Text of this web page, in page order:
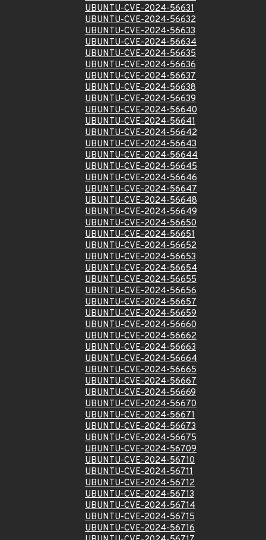
UBUNTU-CVE-2024-56631
UBUNTU-CVE-2024-56632
UBUNTU-CVE-2024-56633
UBUNTU-CVE-2024-56634
UBUNTU-CVE-2024-56635
UBUNTU-CVE-2024-56636
UBUNTU-CVE-2024-56637
UBUNTU-CVE-2024-56638
UBUNTU-CVE-2024-56639
UBUNTU-CVE-2024-56640
UBUNTU-CVE-2024-56641
UBUNTU-CVE-2024-56642
UBUNTU-CVE-2024-56643
UBUNTU-CVE-2024-56644
UBUNTU-CVE-2024-56645
UBUNTU-CVE-2024-56646
UBUNTU-CVE-2024-56647
UBUNTU-CVE-2024-56648
UBUNTU-CVE-2024-56649
UBUNTU-CVE-2024-56650
UBUNTU-CVE-2024-56651
UBUNTU-CVE-2024-56652
UBUNTU-CVE-2024-56653
UBUNTU-CVE-2024-56654
UBUNTU-CVE-2024-56655
UBUNTU-CVE-2024-56656
UBUNTU-CVE-2024-56657
UBUNTU-CVE-2024-56659
UBUNTU-CVE-2024-56660
UBUNTU-CVE-2024-56662
UBUNTU-CVE-2024-56663
UBUNTU-CVE-2024-56664
UBUNTU-CVE-2024-56665
UBUNTU-CVE-2024-56667
UBUNTU-CVE-2024-56669
UBUNTU-CVE-2024-56670
UBUNTU-CVE-2024-56671
UBUNTU-CVE-2024-56673
UBUNTU-CVE-2024-56675
UBUNTU-CVE-2024-56709
UBUNTU-CVE-2024-56710
UBUNTU-CVE-2024-56711
UBUNTU-CVE-2024-56712
UBUNTU-CVE-2024-56713
UBUNTU-CVE-2024-56714
UBUNTU-CVE-2024-56715
UBUNTU-CVE-2024-56716